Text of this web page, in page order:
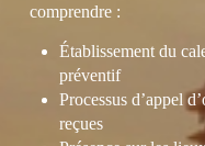
comprendre :
Établissement du
préventif
Processus d’appel
reçues